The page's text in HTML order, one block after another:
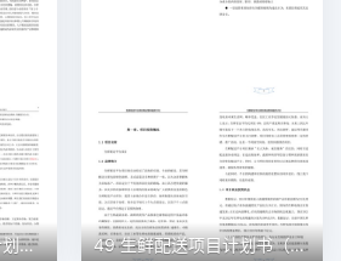
50月嫂教育培训项目计划书（word＋ppt配套）创业计划书word模板 49 生鲜配送项目计划书（word＋ppt配套）创业计划书word模板